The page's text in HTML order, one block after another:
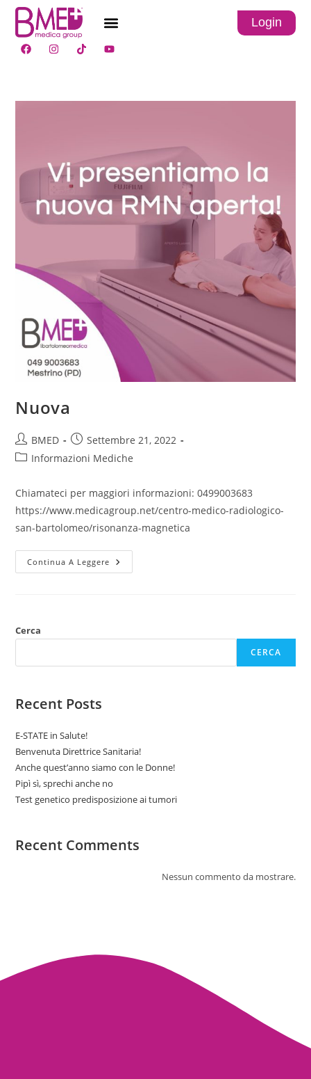
Login
Nuova
BMED
Settembre 21, 2022
Informazioni Mediche
Chiamateci per maggiori informazioni: 0499003683
https://www.medicagroup.net/centro-medico-radiologico-
san-bartolomeo/risonanza-magnetica
Continua A Leggere
Cerca
CERCA
Recent Posts
E-STATE in Salute!
Benvenuta Direttrice Sanitaria!
Anche quest’anno siamo con le Donne!
Pipì sì, sprechi anche no
Test genetico predisposizione ai tumori
Recent Comments
Nessun commento da mostrare.